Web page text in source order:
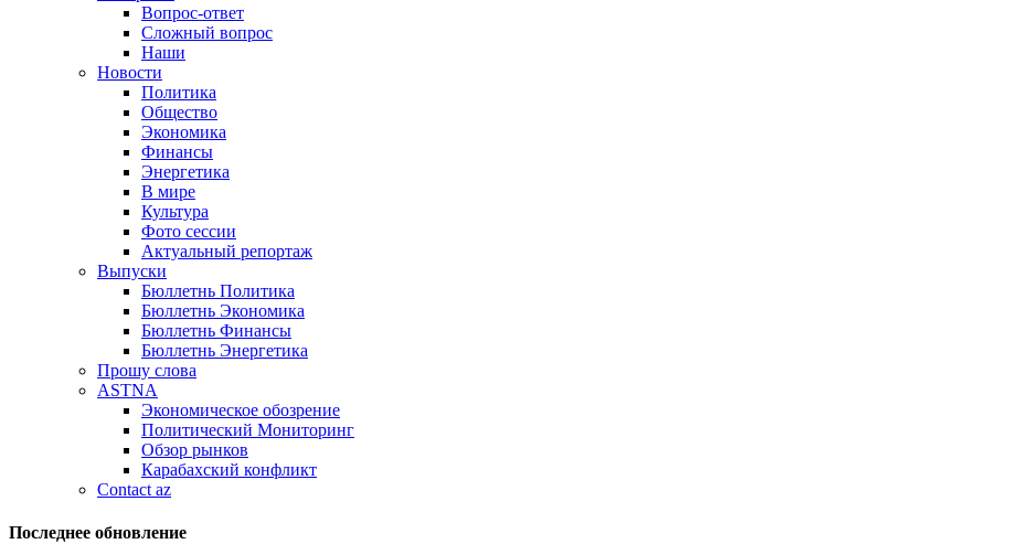
Вопрос-ответ
Сложный вопрос
Наши
Новости
Политика
Общество
Экономика
Финансы
Энергетика
В мире
Культура
Фото сессии
Актуальный репортаж
Выпуски
Бюллетнь Политика
Бюллетнь Экономика
Бюллетнь Финансы
Бюллетнь Энергетика
Прошу слова
ASTNA
Экономическое обозрение
Политический Мониторинг
Обзор рынков
Карабахский конфликт
Contact az
Последнее обновление